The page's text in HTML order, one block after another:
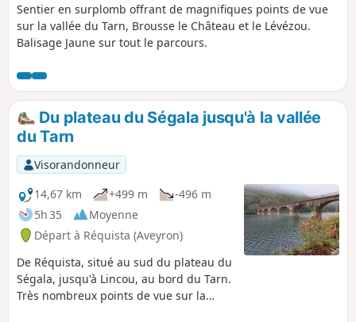
Sentier en surplomb offrant de magnifiques points de vue
sur la vallée du Tarn, Brousse le Château et le Lévézou.
Balisage Jaune sur tout le parcours.
Du plateau du Ségala jusqu'à la vallée
du Tarn
Visorandonneur
14,67 km
+499 m
-496 m
5h 35
Moyenne
Départ à Réquista (Aveyron)
De Réquista, situé au sud du plateau du
Ségala, jusqu'à Lincou, au bord du Tarn.
Très nombreux points de vue sur la